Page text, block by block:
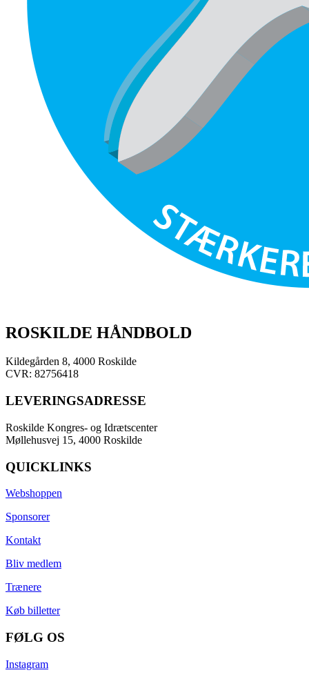
ROSKILDE HÅNDBOLD
Kildegården 8, 4000 Roskilde
CVR: 82756418
LEVERINGSADRESSE
Roskilde Kongres- og Idrætscenter
Møllehusvej 15, 4000 Roskilde
QUICKLINKS
Webshoppen
Sponsorer
Kontakt
Bliv medlem
Trænere
Køb billetter
FØLG OS
Instagram